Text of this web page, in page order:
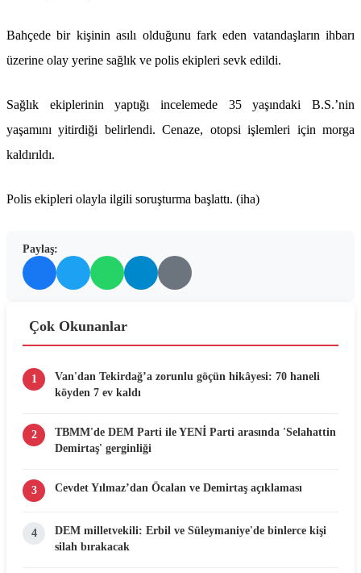
Bahçede bir kişinin asılı olduğunu fark eden vatandaşların ihbarı
üzerine olay yerine sağlık ve polis ekipleri sevk edildi.
Sağlık ekiplerinin yaptığı incelemede 35 yaşındaki B.S.’nin
yaşamını yitirdiği belirlendi. Cenaze, otopsi işlemleri için morga
kaldırıldı.
Polis ekipleri olayla ilgili soruşturma başlattı. (iha)
Paylaş:
Çok Okunanlar
1
Van'dan Tekirdağ’a zorunlu göçün hikâyesi: 70 haneli
köyden 7 ev kaldı
2
TBMM'de DEM Parti ile YENİ Parti arasında 'Selahattin
Demirtaş' gerginliği
3 Cevdet Yılmaz’dan Öcalan ve Demirtaş açıklaması
4
DEM milletvekili: Erbil ve Süleymaniye'de binlerce kişi
silah bırakacak